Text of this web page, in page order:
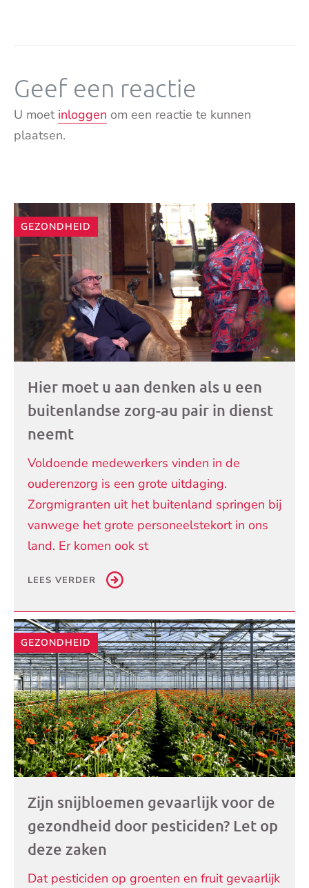
Geef een reactie
U moet inloggen om een reactie te kunnen
plaatsen.
Andere
artikelen
GEZONDHEID
Hier moet u aan denken als u een
buitenlandse zorg-au pair in dienst
neemt
Voldoende medewerkers vinden in de
ouderenzorg is een grote uitdaging.
Zorgmigranten uit het buitenland springen bij
vanwege het grote personeelstekort in ons
land. Er komen ook st
LEES VERDER
GEZONDHEID
Zijn snijbloemen gevaarlijk voor de
gezondheid door pesticiden? Let op
deze zaken
Dat pesticiden op groenten en fruit gevaarlijk